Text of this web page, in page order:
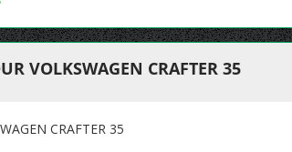
VOLKSWAGEN CRAFTER 35
CRAFTER 35